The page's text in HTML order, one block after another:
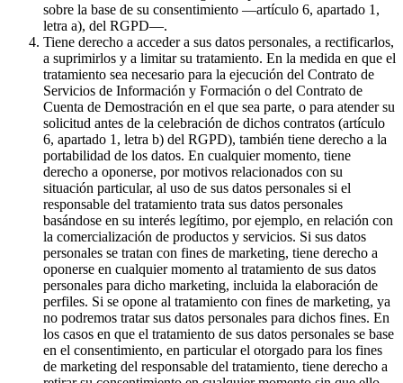
sobre la base de su consentimiento —artículo 6, apartado 1,
letra a), del RGPD—.
Tiene derecho a acceder a sus datos personales, a rectificarlos,
a suprimirlos y a limitar su tratamiento. En la medida en que el
tratamiento sea necesario para la ejecución del Contrato de
Servicios de Información y Formación o del Contrato de
Cuenta de Demostración en el que sea parte, o para atender su
solicitud antes de la celebración de dichos contratos (artículo
6, apartado 1, letra b) del RGPD), también tiene derecho a la
portabilidad de los datos. En cualquier momento, tiene
derecho a oponerse, por motivos relacionados con su
situación particular, al uso de sus datos personales si el
responsable del tratamiento trata sus datos personales
basándose en su interés legítimo, por ejemplo, en relación con
la comercialización de productos y servicios. Si sus datos
personales se tratan con fines de marketing, tiene derecho a
oponerse en cualquier momento al tratamiento de sus datos
personales para dicho marketing, incluida la elaboración de
perfiles. Si se opone al tratamiento con fines de marketing, ya
no podremos tratar sus datos personales para dichos fines. En
los casos en que el tratamiento de sus datos personales se base
en el consentimiento, en particular el otorgado para los fines
de marketing del responsable del tratamiento, tiene derecho a